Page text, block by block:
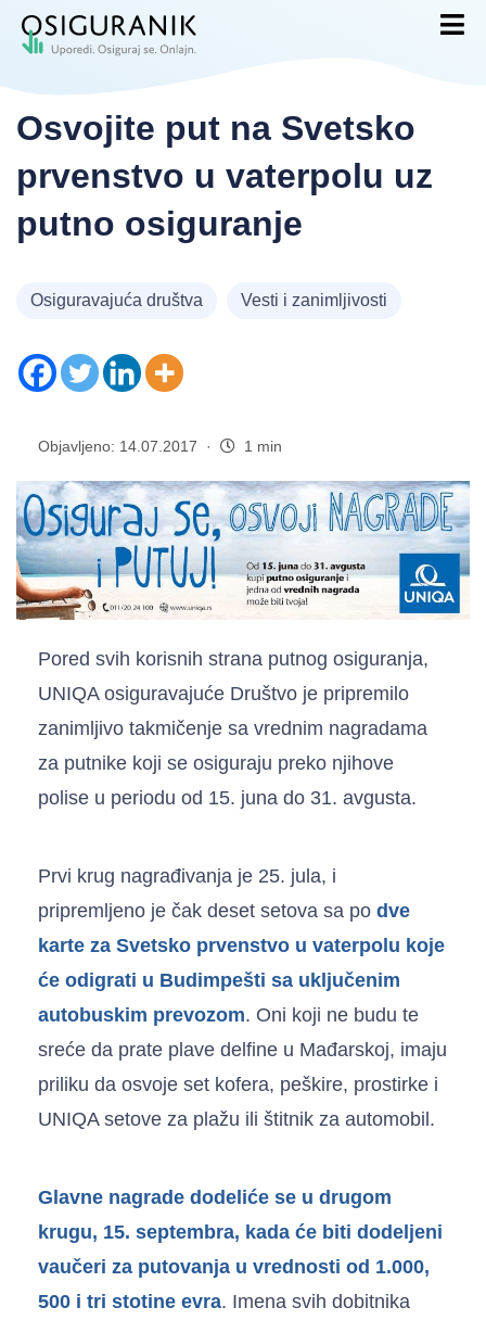
Osvojite put na Svetsko
prvenstvo u vaterpolu uz
putno osiguranje
Osiguravajuća društva Vesti i zanimljivosti
Objavljeno: 14.07.2017 · 1 min
Pored svih korisnih strana putnog osiguranja,
UNIQA osiguravajuće Društvo je pripremilo
zanimljivo takmičenje sa vrednim nagradama
za putnike koji se osiguraju preko njihove
polise u periodu od 15. juna do 31. avgusta.
Prvi krug nagrađivanja je 25. jula, i
pripremljeno je čak deset setova sa po dve
karte za Svetsko prvenstvo u vaterpolu koje
će odigrati u Budimpešti sa uključenim
autobuskim prevozom. Oni koji ne budu te
sreće da prate plave delfine u Mađarskoj, imaju
priliku da osvoje set kofera, peškire, prostirke i
UNIQA setove za plažu ili štitnik za automobil.
Glavne nagrade dodeliće se u drugom
krugu, 15. septembra, kada će biti dodeljeni
vaučeri za putovanja u vrednosti od 1.000,
500 i tri stotine evra. Imena svih dobitnika